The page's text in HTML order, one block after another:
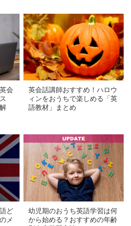
会
a
英会話講師おすすめ！ハロウ
ィンをおうちで楽しめる「英
語教材」まとめ
ど
メ
a
幼児期のおうち英語学習は何
から始める？おすすめの年齢